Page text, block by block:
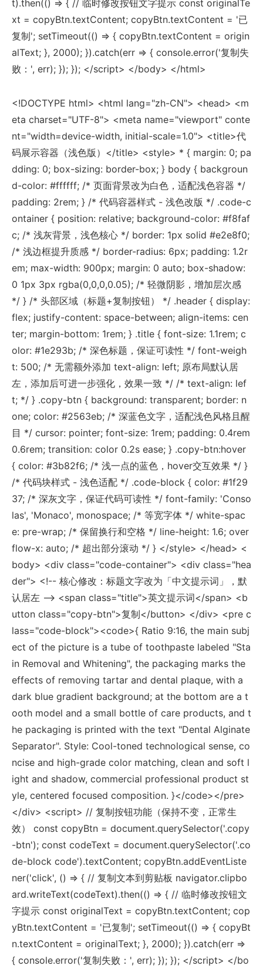
t).then(() => { // 临时修改按钮文字提示 const originalTe
xt = copyBtn.textContent; copyBtn.textContent = '已
复制'; setTimeout(() => { copyBtn.textContent = origin
alText; }, 2000); }).catch(err => { console.error('复制失
败：', err); }); }); </script> </body> </html>
<!DOCTYPE html> <html lang="zh-CN"> <head> <m
eta charset="UTF-8"> <meta name="viewport" conte
nt="width=device-width, initial-scale=1.0"> <title>代
码展示容器（浅色版）</title> <style> * { margin: 0; pa
dding: 0; box-sizing: border-box; } body { backgroun
d-color: #ffffff; /* 页面背景改为白色，适配浅色容器 */
padding: 2rem; } /* 代码容器样式 - 浅色改版 */ .code-c
ontainer { position: relative; background-color: #f8faf
c; /* 浅灰背景，浅色核心 */ border: 1px solid #e2e8f0;
/* 浅边框提升质感 */ border-radius: 6px; padding: 1.2r
em; max-width: 900px; margin: 0 auto; box-shadow:
0 1px 3px rgba(0,0,0,0.05); /* 轻微阴影，增加层次感
*/ } /* 头部区域（标题+复制按钮） */ .header { display:
flex; justify-content: space-between; align-items: cen
ter; margin-bottom: 1rem; } .title { font-size: 1.1rem; c
olor: #1e293b; /* 深色标题，保证可读性 */ font-weigh
t: 500; /* 无需额外添加 text-align: left; 原布局默认居
左，添加后可进一步强化，效果一致 */ /* text-align: lef
t; */ } .copy-btn { background: transparent; border: n
one; color: #2563eb; /* 深蓝色文字，适配浅色风格且醒
目 */ cursor: pointer; font-size: 1rem; padding: 0.4rem
0.6rem; transition: color 0.2s ease; } .copy-btn:hover
{ color: #3b82f6; /* 浅一点的蓝色，hover交互效果 */ }
/* 代码块样式 - 浅色适配 */ .code-block { color: #1f29
37; /* 深灰文字，保证代码可读性 */ font-family: 'Conso
las', 'Monaco', monospace; /* 等宽字体 */ white-spac
e: pre-wrap; /* 保留换行和空格 */ line-height: 1.6; over
flow-x: auto; /* 超出部分滚动 */ } </style> </head> <
body> <div class="code-container"> <div class="hea
der"> <!-- 核心修改：标题文字改为「中文提示词」，默
认居左 --> <span class="title">英文提示词</span> <b
utton class="copy-btn">复制</button> </div> <pre c
lass="code-block"><code>{ Ratio 9:16, the main subj
ect of the picture is a tube of toothpaste labeled "Sta
in Removal and Whitening", the packaging marks the
effects of removing tartar and dental plaque, with a
dark blue gradient background; at the bottom are a t
ooth model and a small bottle of care products, and t
he packaging is printed with the text "Dental Alginate
Separator". Style: Cool-toned technological sense, co
ncise and high-grade color matching, clean and soft l
ight and shadow, commercial professional product st
yle, centered focused composition. }</code></pre>
</div> <script> // 复制按钮功能（保持不变，正常生
效） const copyBtn = document.querySelector('.copy
-btn'); const codeText = document.querySelector('.co
de-block code').textContent; copyBtn.addEventListe
ner('click', () => { // 复制文本到剪贴板 navigator.clipbo
ard.writeText(codeText).then(() => { // 临时修改按钮文
字提示 const originalText = copyBtn.textContent; cop
yBtn.textContent = '已复制'; setTimeout(() => { copyBt
n.textContent = originalText; }, 2000); }).catch(err =>
{ console.error('复制失败：', err); }); }); </script> </bo